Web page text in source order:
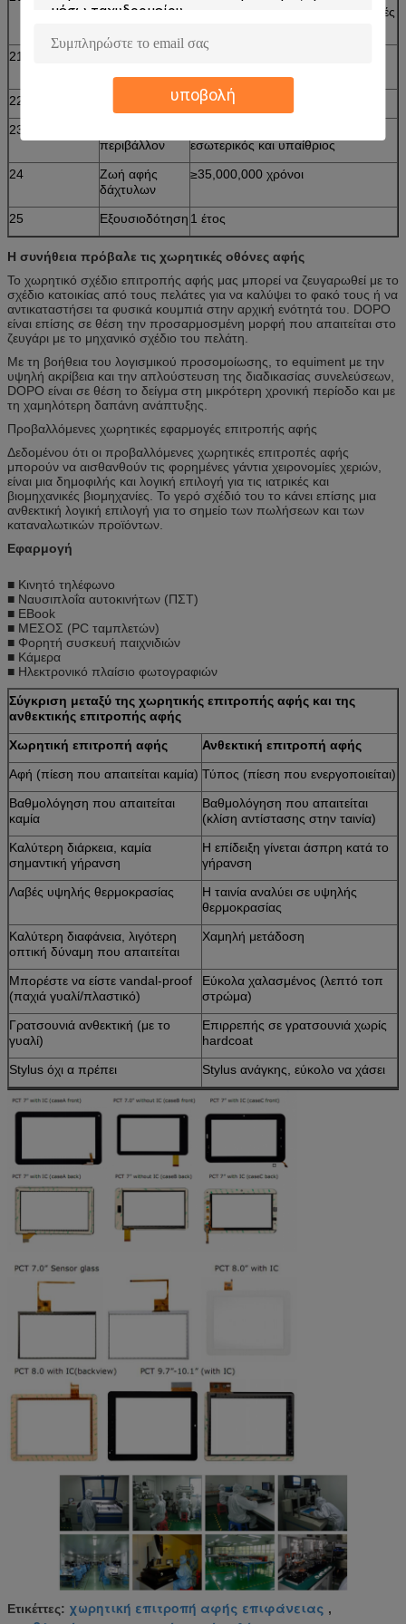
υποβολή
Περισσότερες από 50.000.000 αφές
21
22
Πιστοποιητικά
CE, FCC, RoHS
23
περιβάλλον
εσωτερικός και υπαίθριος
24
Ζωή αφής
δάχτυλων
≥35,000,000 χρόνοι
25 Εξουσιοδότηση 1 έτος
Η συνήθεια πρόβαλε τις χωρητικές οθόνες αφής
Το χωρητικό σχέδιο επιτροπής αφής μας μπορεί να ζευγαρωθεί με το
σχέδιο κατοικίας από τους πελάτες για να καλύψει το φακό τους ή να
αντικαταστήσει τα φυσικά κουμπιά στην αρχική ενότητά του. DOPO
είναι επίσης σε θέση την προσαρμοσμένη μορφή που απαιτείται στο
ζευγάρι με το μηχανικό σχέδιο του πελάτη.
Με τη βοήθεια του λογισμικού προσομοίωσης, το equiment με την
υψηλή ακρίβεια και την απλούστευση της διαδικασίας συνελεύσεων,
DOPO είναι σε θέση το δείγμα στη μικρότερη χρονική περίοδο και με
τη χαμηλότερη δαπάνη ανάπτυξης.
Προβαλλόμενες χωρητικές εφαρμογές επιτροπής αφής
Δεδομένου ότι οι προβαλλόμενες χωρητικές επιτροπές αφής
μπορούν να αισθανθούν τις φορημένες γάντια χειρονομίες χεριών,
είναι μια δημοφιλής και λογική επιλογή για τις ιατρικές και
βιομηχανικές βιομηχανίες. Το γερό σχέδιό του το κάνει επίσης μια
ανθεκτική λογική επιλογή για το σημείο των πωλήσεων και των
καταναλωτικών προϊόντων.
Εφαρμογή
■ Κινητό τηλέφωνο
■ Ναυσιπλοΐα αυτοκινήτων (ΠΣΤ)
■ EBook
■ ΜΕΣΟΣ (PC ταμπλετών)
■ Φορητή συσκευή παιχνιδιών
■ Κάμερα
■ Ηλεκτρονικό πλαίσιο φωτογραφιών
Σύγκριση μεταξύ της χωρητικής επιτροπής αφής και της
ανθεκτικής επιτροπής αφής
Χωρητική επιτροπή αφής
Ανθεκτική επιτροπή αφής
Αφή (πίεση που απαιτείται καμία) Τύπος (πίεση που ενεργοποιείται)
Βαθμολόγηση που απαιτείται
καμία
Βαθμολόγηση που απαιτείται
(κλίση αντίστασης στην ταινία)
Καλύτερη διάρκεια, καμία
σημαντική γήρανση
Η επίδειξη γίνεται άσπρη κατά το
γήρανση
Λαβές υψηλής θερμοκρασίας
Η ταινία αναλύει σε υψηλής
θερμοκρασίας
Καλύτερη διαφάνεια, λιγότερη
οπτική δύναμη που απαιτείται
Χαμηλή μετάδοση
Μπορέστε να είστε vandal-proof
(παχιά γυαλί/πλαστικό)
Εύκολα χαλασμένος (λεπτό τοπ
στρώμα)
Γρατσουνιά ανθεκτική (με το
γυαλί)
Επιρρεπής σε γρατσουνιά χωρίς
hardcoat
Stylus όχι α πρέπει
Stylus ανάγκης, εύκολο να χάσει
Ετικέττες: χωρητική επιτροπή αφής επιφάνειας ,